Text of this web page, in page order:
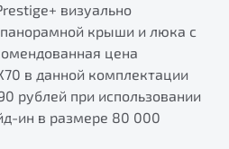
визуально
крыши и люка с
цена
в данной комплектации
рублей при использовании
ин в размере 80 000